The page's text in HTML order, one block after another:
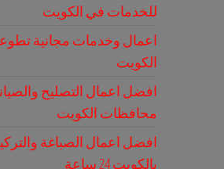
للخدمات في الكويت
اعمال وخدمات مجانية
الكويت
افضل اعمال التصليح
محافظات الكويت
افضل اعمال الصباغة
بالكويت 24 ساعة